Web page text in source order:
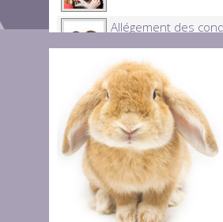
Allégement des
certains états de
Attention à
Pour une bonne
Les otites